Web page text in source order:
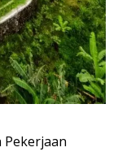
Pekerjaan